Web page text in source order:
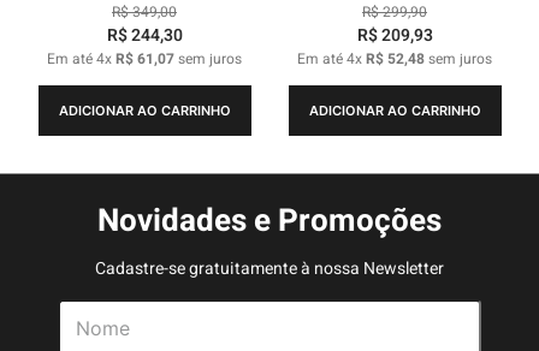
R$349,00
R$244,30
Em até4xR$61,07sem juros
ADICIONAR AO CARRINHO
R$299,90
R$209,93
Em até4xR$ 52,48sem juros
ADICIONAR AO CARRINHO
Novidades e Promoções
Cadastre-se gratuitamente à nossa Newsletter